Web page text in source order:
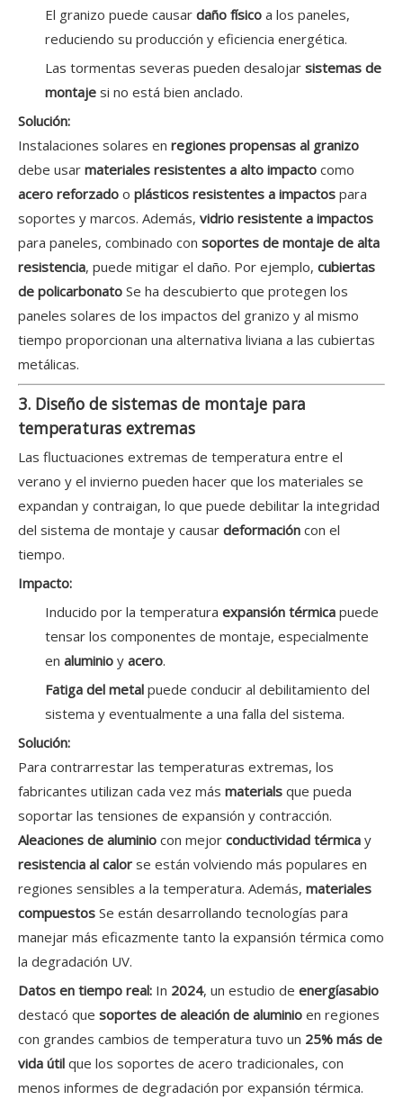
El granizo puede causar daño físico a los paneles,
reduciendo su producción y eficiencia energética.
Las tormentas severas pueden desalojar sistemas de
montaje si no está bien anclado.
Solución:
Instalaciones solares en regiones propensas al granizo
debe usar materiales resistentes a alto impacto como
acero reforzado o plásticos resistentes a impactos para
soportes y marcos. Además, vidrio resistente a impactos
para paneles, combinado con soportes de montaje de alta
resistencia, puede mitigar el daño. Por ejemplo, cubiertas
de policarbonato Se ha descubierto que protegen los
paneles solares de los impactos del granizo y al mismo
tiempo proporcionan una alternativa liviana a las cubiertas
metálicas.
3. Diseño de sistemas de montaje para
temperaturas extremas
Las fluctuaciones extremas de temperatura entre el
verano y el invierno pueden hacer que los materiales se
expandan y contraigan, lo que puede debilitar la integridad
del sistema de montaje y causar deformación con el
tiempo.
Impacto:
Inducido por la temperatura expansión térmica puede
tensar los componentes de montaje, especialmente
en aluminio y acero.
Fatiga del metal puede conducir al debilitamiento del
sistema y eventualmente a una falla del sistema.
Solución:
Para contrarrestar las temperaturas extremas, los
fabricantes utilizan cada vez más materials que pueda
soportar las tensiones de expansión y contracción.
Aleaciones de aluminio con mejor conductividad térmica y
resistencia al calor se están volviendo más populares en
regiones sensibles a la temperatura. Además, materiales
compuestos Se están desarrollando tecnologías para
manejar más eficazmente tanto la expansión térmica como
la degradación UV.
Datos en tiempo real: In 2024, un estudio de energíasabio
destacó que soportes de aleación de aluminio en regiones
con grandes cambios de temperatura tuvo un 25% más de
vida útil que los soportes de acero tradicionales, con
menos informes de degradación por expansión térmica.